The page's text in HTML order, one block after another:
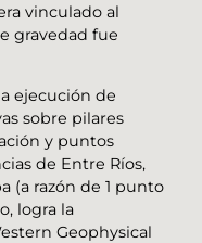
vinculado al
gravedad fue
ejecución de
sobre pilares
y puntos
de Entre Ríos,
(a razón de 1 punto
logra la
Geophysical